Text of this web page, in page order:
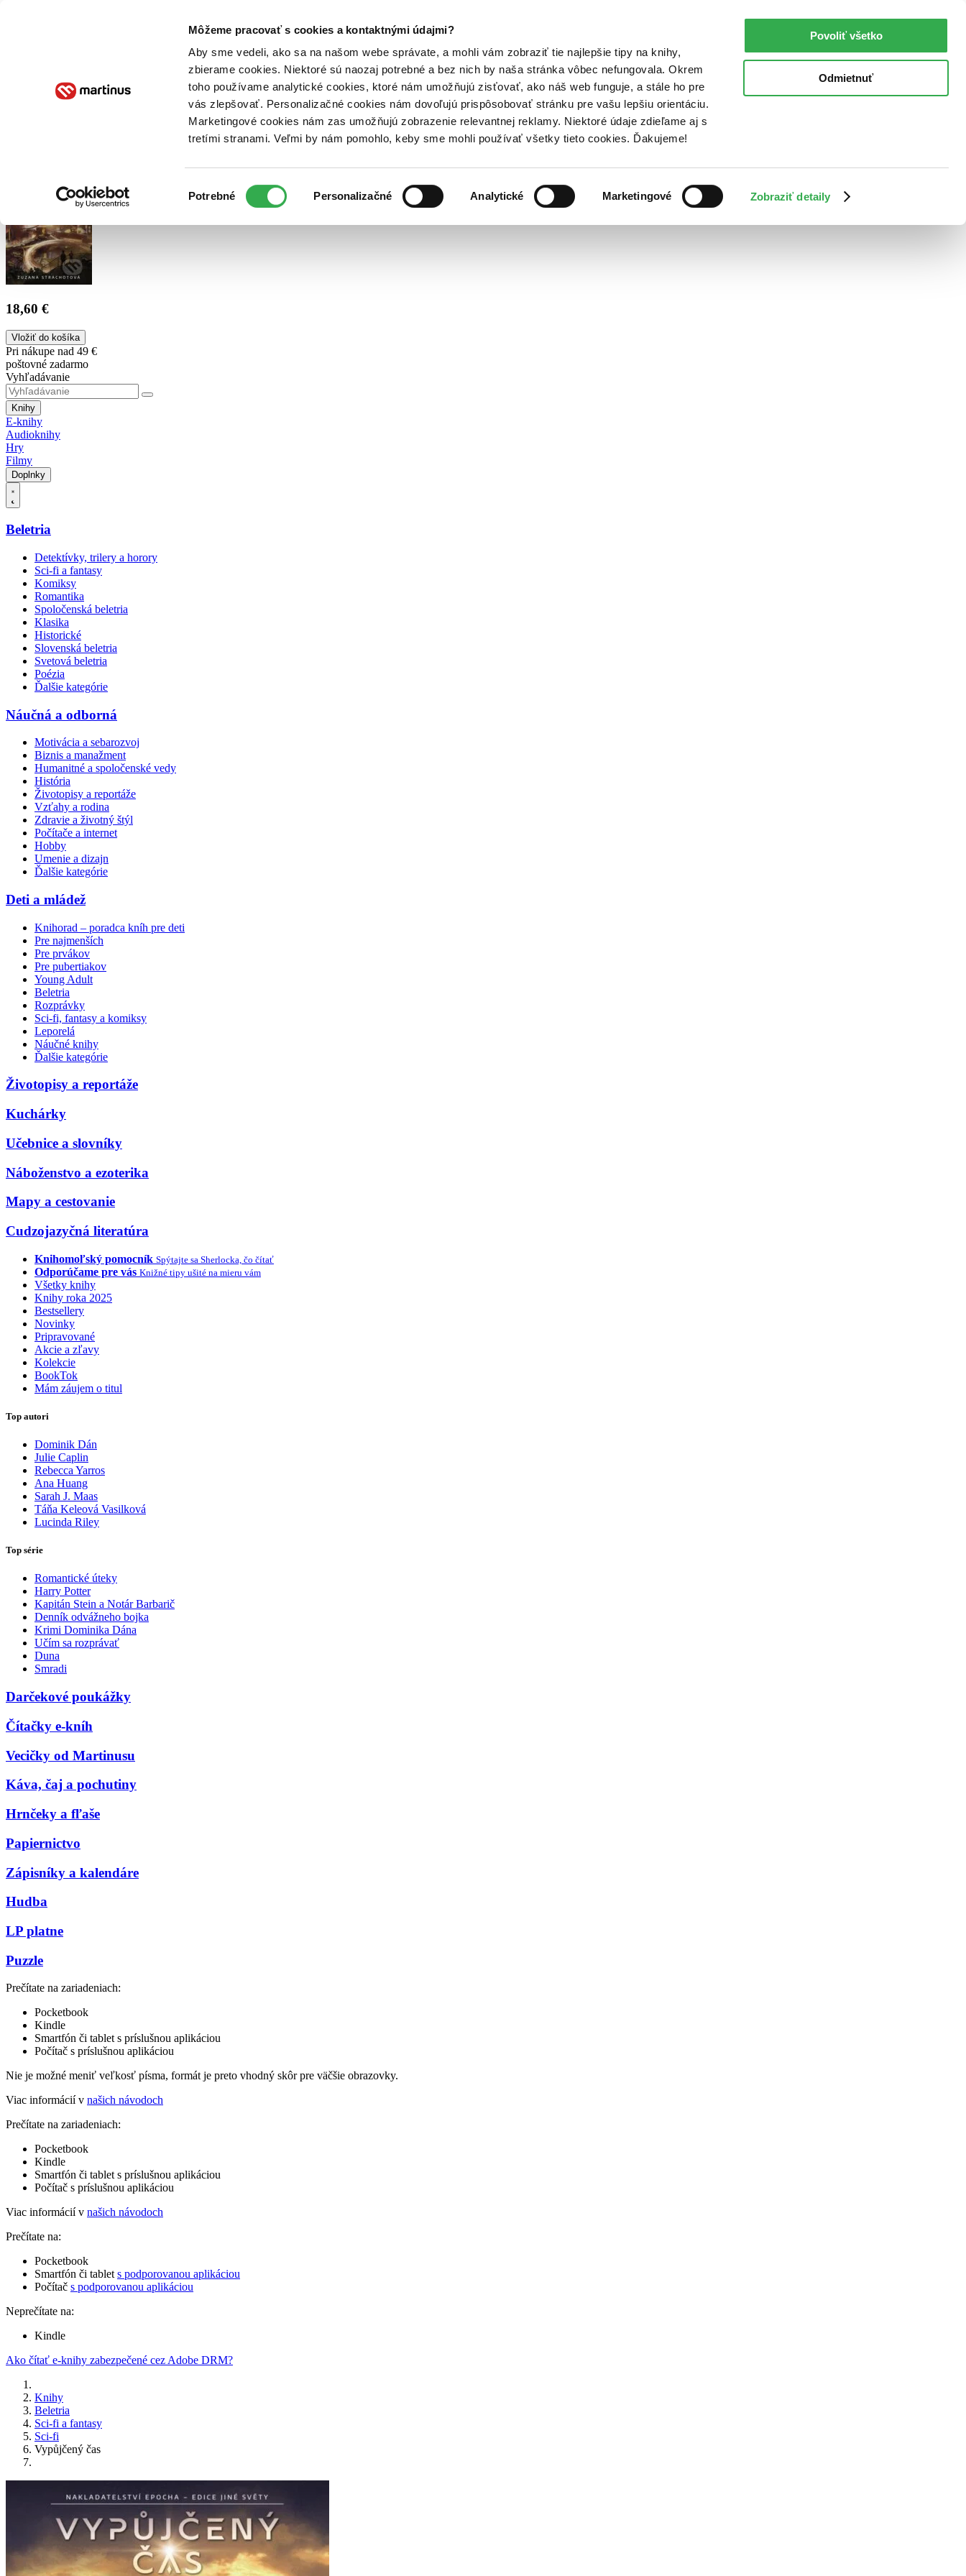
Môžeme pracovať s cookies a kontaktnými údajmi?
Aby sme vedeli, ako sa na našom webe správate, a mohli vám zobraziť tie najlepšie tipy na knihy,
zbierame cookies. Niektoré sú naozaj potrebné a bez nich by naša stránka vôbec nefungovala. Okrem
toho používame analytické cookies, ktoré nám umožňujú zisťovať, ako náš web funguje, a stále ho pre
vás zlepšovať. Personalizačné cookies nám dovoľujú prispôsobovať stránku pre vašu lepšiu orientáciu.
Marketingové cookies nám zas umožňujú zobrazenie relevantnej reklamy. Niektoré údaje zdieľame aj s
tretími stranami. Veľmi by nám pomohlo, keby sme mohli používať všetky tieto cookies. Ďakujeme!
súhlasu
Potrebné Personalizačné Analytické Marketingové Zobraziť detaily
Povoliť všetko
Odmietnuť
Poukážky Kontakt
18,60 €
Vložiť do košíka
Pri nákupe nad 49 €
poštovné zadarmo
Vyhľadávanie
Knihy
E-knihy
Audioknihy
Hry
Filmy
Doplnky
Beletria
Detektívky, trilery a horory
Sci-fi a fantasy
Komiksy
Romantika
Spoločenská beletria
Klasika
Historické
Slovenská beletria
Svetová beletria
Poézia
Ďalšie kategórie
Náučná a odborná
Motivácia a sebarozvoj
Biznis a manažment
Humanitné a spoločenské vedy
História
Životopisy a reportáže
Vzťahy a rodina
Zdravie a životný štýl
Počítače a internet
Hobby
Umenie a dizajn
Ďalšie kategórie
Deti a mládež
Knihorad – poradca kníh pre deti
Pre najmenších
Pre prvákov
Pre pubertiakov
Young Adult
Beletria
Rozprávky
Sci-fi, fantasy a komiksy
Leporelá
Náučné knihy
Ďalšie kategórie
Životopisy a reportáže
Kuchárky
Učebnice a slovníky
Náboženstvo a ezoterika
Mapy a cestovanie
Cudzojazyčná literatúra
Knihomoľský pomocník Spýtajte sa Sherlocka, čo čítať
Odporúčame pre vás Knižné tipy ušité na mieru vám
Všetky knihy
Knihy roka 2025
Bestsellery
Novinky
Pripravované
Akcie a zľavy
Kolekcie
BookTok
Mám záujem o titul
Top autori
Dominik Dán
Julie Caplin
Rebecca Yarros
Ana Huang
Sarah J. Maas
Táňa Keleová Vasilková
Lucinda Riley
Top série
Romantické úteky
Harry Potter
Kapitán Stein a Notár Barbarič
Denník odvážneho bojka
Krimi Dominika Dána
Učím sa rozprávať
Duna
Smradi
Darčekové poukážky
Čítačky e-kníh
Vecičky od Martinusu
Káva, čaj a pochutiny
Hrnčeky a fľaše
Papiernictvo
Zápisníky a kalendáre
Hudba
LP platne
Puzzle
Prečítate na zariadeniach:
Pocketbook
Kindle
Smartfón či tablet s príslušnou aplikáciou
Počítač s príslušnou aplikáciou
Nie je možné meniť veľkosť písma, formát je preto vhodný skôr pre väčšie obrazovky.
Viac informácií v našich návodoch
Prečítate na zariadeniach:
Pocketbook
Kindle
Smartfón či tablet s príslušnou aplikáciou
Počítač s príslušnou aplikáciou
Viac informácií v našich návodoch
Prečítate na:
Pocketbook
Smartfón či tablet s podporovanou aplikáciou
Počítač s podporovanou aplikáciou
Neprečítate na:
Kindle
Ako čítať e-knihy zabezpečené cez Adobe DRM?
Knihy
Beletria
Sci-fi a fantasy
Sci-fi
Vypůjčený čas